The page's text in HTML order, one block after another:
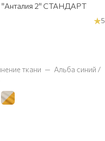
"Анталия 2" СТАНДАРТ
5
ткани — Альба синий /